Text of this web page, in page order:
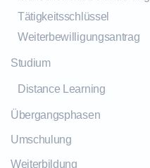
Tätigkeitsschlüssel
Weiterbewilligungsantrag
Studium
Distance Learning
Übergangsphasen
Umschulung
Weiterbildung